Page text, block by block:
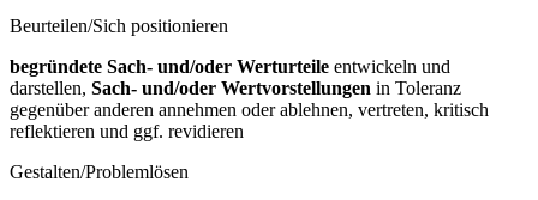
Beurteilen/Sich positionieren
begründete Sach- und/oder Werturteile entwickeln und
darstellen, Sach- und/oder Wertvorstellungen in Toleranz
gegenüber anderen annehmen oder ablehnen, vertreten, kritisch
reflektieren und ggf. revidieren
Gestalten/Problemlösen